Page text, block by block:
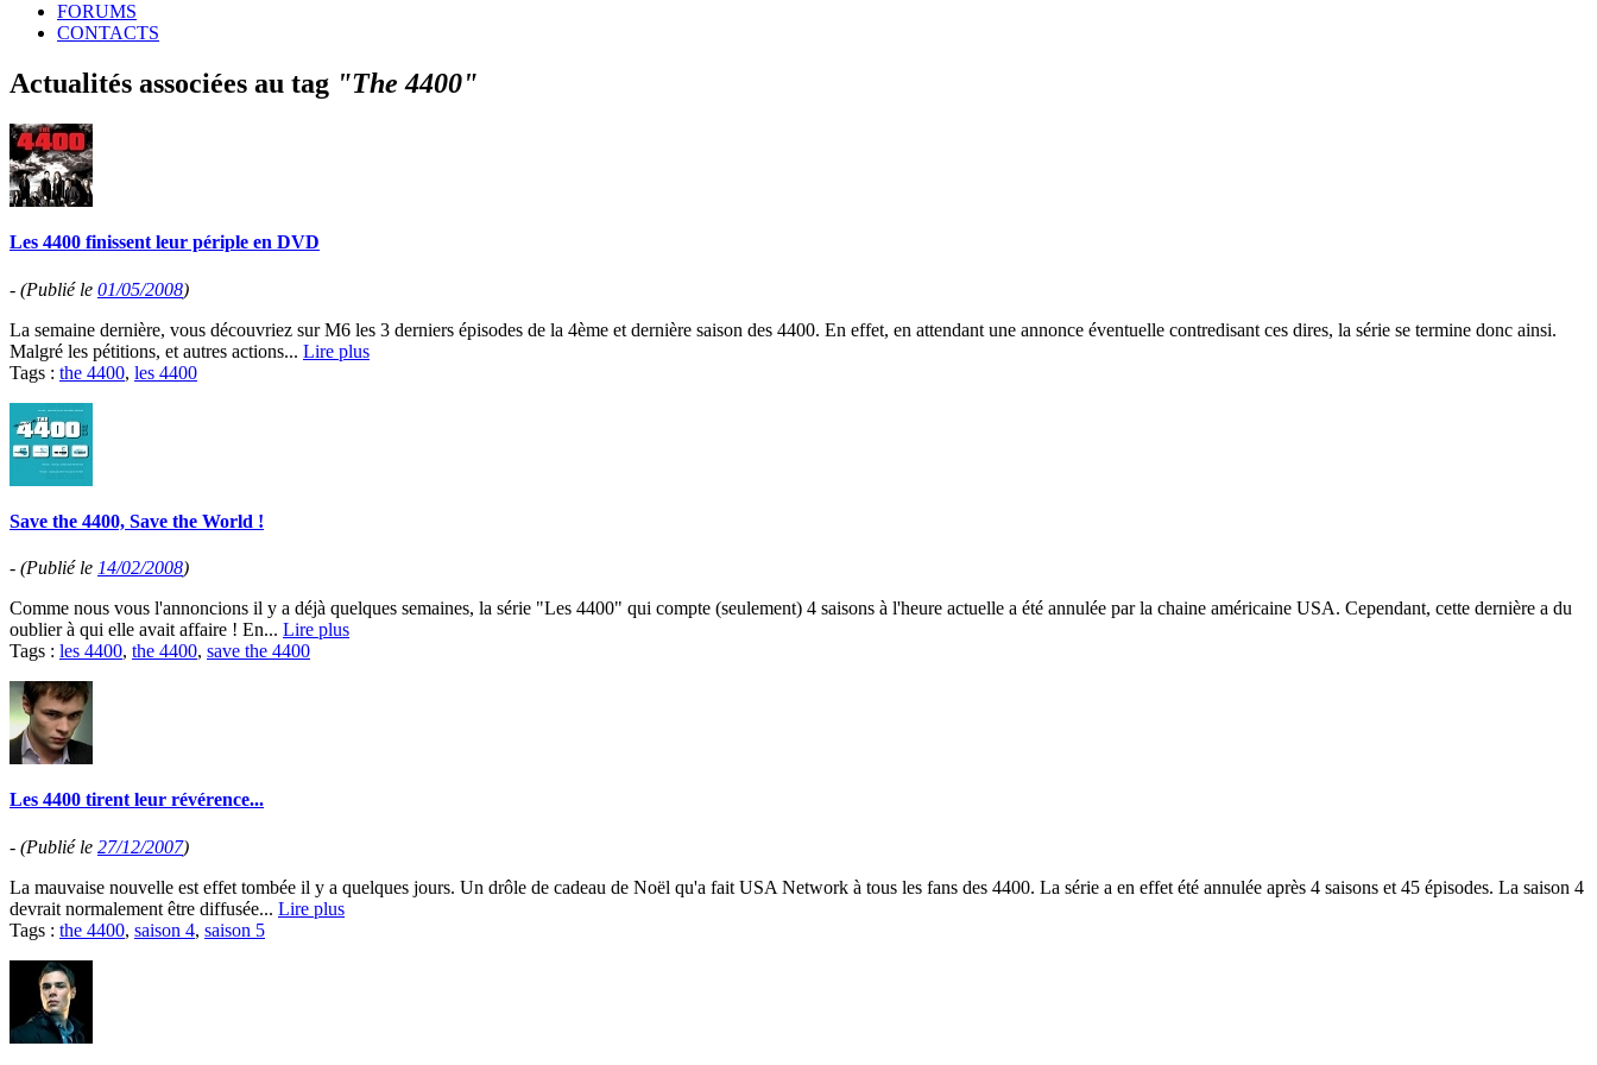
FORUMS
CONTACTS
Actualités associées au tag "The 4400"
Les 4400 finissent leur périple en DVD
- (Publié le 01/05/2008)
La semaine dernière, vous découvriez sur M6 les 3 derniers épisodes de la 4ème et dernière saison des 4400. En effet, en attendant une annonce éventuelle contredisant ces dires, la série se termine donc ainsi.
Malgré les pétitions, et autres actions... Lire plus
Tags : the 4400, les 4400
Save the 4400, Save the World !
- (Publié le 14/02/2008)
Comme nous vous l'annoncions il y a déjà quelques semaines, la série "Les 4400" qui compte (seulement) 4 saisons à l'heure actuelle a été annulée par la chaine américaine USA. Cependant, cette dernière a du
oublier à qui elle avait affaire ! En... Lire plus
Tags : les 4400, the 4400, save the 4400
Les 4400 tirent leur révérence...
- (Publié le 27/12/2007)
La mauvaise nouvelle est effet tombée il y a quelques jours. Un drôle de cadeau de Noël qu'a fait USA Network à tous les fans des 4400. La série a en effet été annulée après 4 saisons et 45 épisodes. La saison 4
devrait normalement être diffusée... Lire plus
Tags : the 4400, saison 4, saison 5